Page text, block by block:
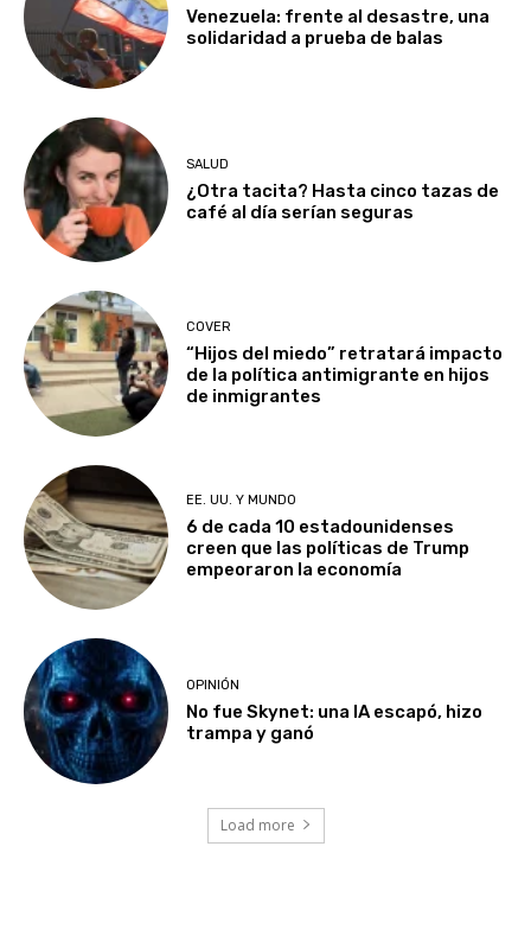
Venezuela: frente al desastre, una
solidaridad a prueba de balas
SALUD
¿Otra tacita? Hasta cinco tazas de
café al día serían seguras
COVER
“Hijos del miedo” retratará impacto
de la política antimigrante en hijos
de inmigrantes
EE. UU. Y MUNDO
6 de cada 10 estadounidenses
creen que las políticas de Trump
empeoraron la economía
OPINIÓN
No fue Skynet: una IA escapó, hizo
trampa y ganó
Load more